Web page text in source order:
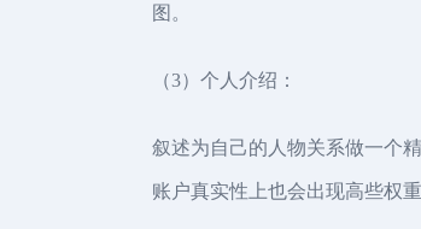
图。
（3）个人介绍：
叙述为自己的人物关系做一个
账户真实性上也会出现高些权